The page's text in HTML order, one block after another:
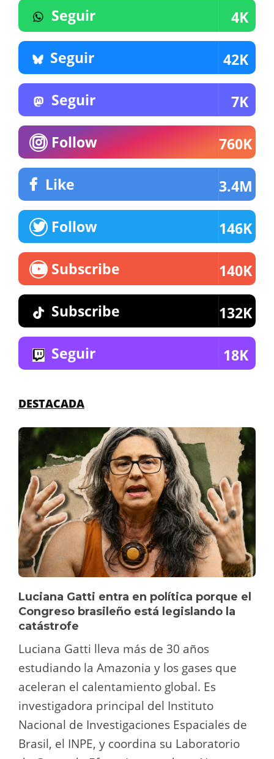
Seguir 4K
Seguir 42K
Seguir 7K
Follow 760K
Like 3.4M
Follow 146K
Subscribe 140K
Subscribe 132K
Seguir 18K
DESTACADA
Luciana Gatti entra en política porque el
Congreso brasileño está legislando la
catástrofe
Luciana Gatti lleva más de 30 años
estudiando la Amazonia y los gases que
aceleran el calentamiento global. Es
investigadora principal del Instituto
Nacional de Investigaciones Espaciales de
Brasil, el INPE, y coordina su Laboratorio